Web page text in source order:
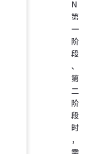
N
第
一
阶
段
、
第
二
阶
段
时
，